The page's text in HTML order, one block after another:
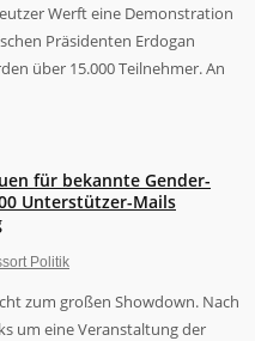
Werft eine Demonstration
Präsidenten Erdogan
über 15.000 Teilnehmer. An
für bekannte Gender-
Unterstützer-Mails
Politik
zum großen Showdown. Nach
um eine Veranstaltung der